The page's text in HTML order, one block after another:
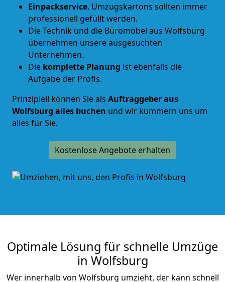
Einpackservice. Umzugskartons sollten immer
professionell gefüllt werden.
Die Technik und die Büromöbel aus Wolfsburg
übernehmen unsere ausgesuchten
Unternehmen.
Die komplette Planung ist ebenfalls die
Aufgabe der Profis.
Prinzipiell können Sie als Auftraggeber aus
Wolfsburg alles buchen und wir kümmern uns um
alles für Sie.
Kostenlose Angebote erhalten
Optimale Lösung für schnelle Umzüge
in Wolfsburg
Wer innerhalb von Wolfsburg umzieht, der kann schnell